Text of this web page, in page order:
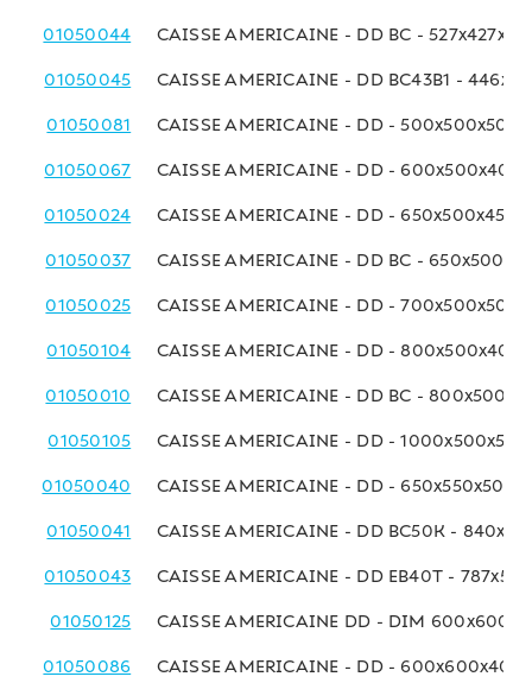
01050044 CAISSE AMERICAINE - DD BC -
01050045 CAISSE AMERICAINE - DD BC43B1 -
01050081 CAISSE AMERICAINE - DD - 500x500x500
01050067 CAISSE AMERICAINE - DD - 600x500x400
01050024 CAISSE AMERICAINE - DD - 650x500x450
01050037 CAISSE AMERICAINE - DD BC -
01050025 CAISSE AMERICAINE - DD - 700x500x500
01050104 CAISSE AMERICAINE - DD - 800x500x400
01050010 CAISSE AMERICAINE - DD BC -
01050105 CAISSE AMERICAINE - DD -
01050040 CAISSE AMERICAINE - DD - 650x550x500
01050041 CAISSE AMERICAINE - DD BC50K -
01050043 CAISSE AMERICAINE - DD EB40T -
01050125 CAISSE AMERICAINE DD - DIM
01050086 CAISSE AMERICAINE - DD - 600x600x400